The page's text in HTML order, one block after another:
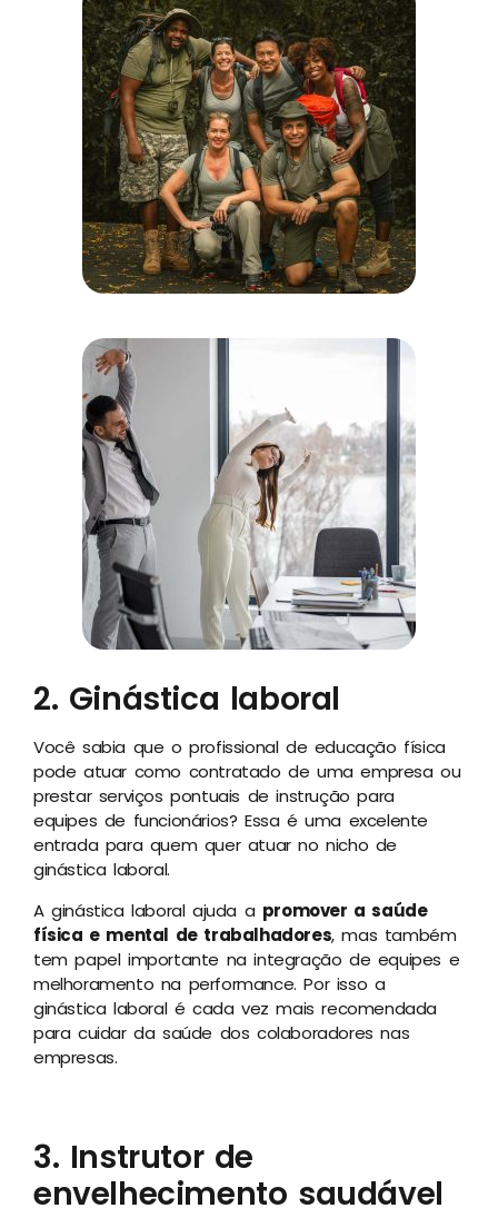
2. Ginástica laboral
Você sabia que o profissional de educação física
pode atuar como contratado de uma empresa ou
prestar serviços pontuais de instrução para
equipes de funcionários? Essa é uma excelente
entrada para quem quer atuar no nicho de
ginástica laboral.
A ginástica laboral ajuda a promover a saúde
física e mental de trabalhadores, mas também
tem papel importante na integração de equipes e
melhoramento na performance. Por isso a
ginástica laboral é cada vez mais recomendada
para cuidar da saúde dos colaboradores nas
empresas.
3. Instrutor de
envelhecimento saudável